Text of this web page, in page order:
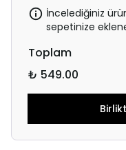
İncelediğiniz
sepetinize
Toplam
₺ 549.00